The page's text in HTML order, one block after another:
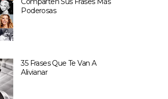
Poderosas
35 Frases Que Te Van A
Alivianar